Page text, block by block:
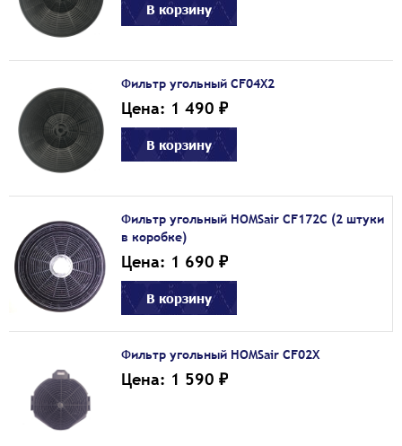
В корзину
Фильтр угольный CF04X2
Цена: 1 490 ₽
В корзину
Фильтр угольный HOMSair CF172C (2 штуки
в коробке)
Цена: 1 690 ₽
В корзину
Фильтр угольный HOMSair CF02X
Цена: 1 590 ₽